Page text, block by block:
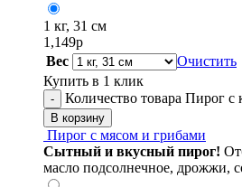
1 кг, 31 см
1,149р
Вес
Очистить
Купить в 1 клик
- Количество товара Пирог
В корзину
Пирог с мясом и грибами
Сытный и вкусный пирог!
масло подсолнечное, дрожжи,